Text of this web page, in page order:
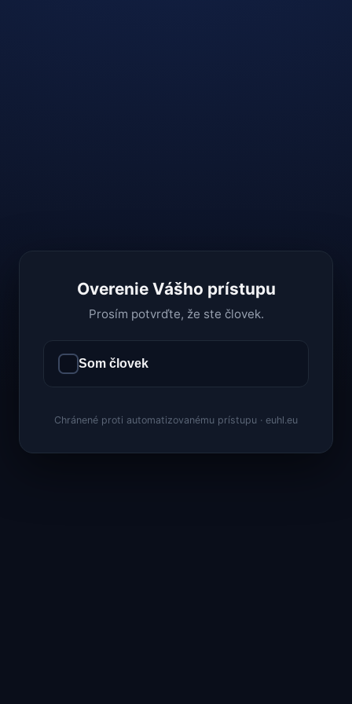
Overenie Vášho prístupu
Prosím potvrďte, že ste človek.
Som človek
Chránené proti automatizovanému prístupu · euhl.eu